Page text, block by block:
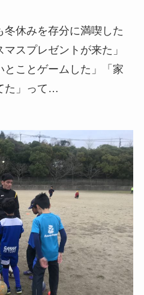
休みを存分に満喫した
スプレゼントが来た」
とことゲームした」「家
た」って…